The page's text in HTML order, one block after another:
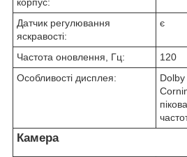
корпус:
Датчик регулювання
яскравості:
є
Частота оновлення, Гц:
120
Особливості дисплея:
Камера